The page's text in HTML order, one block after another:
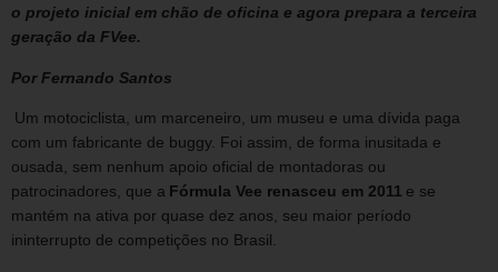
o projeto inicial em chão de oficina e agora prepara a terceira
geração da FVee.
Por Fernando Santos
Um motociclista, um marceneiro, um museu e uma dívida paga
com um fabricante de buggy. Foi assim, de forma inusitada e
ousada, sem nenhum apoio oficial de montadoras ou
patrocinadores, que a Fórmula Vee renasceu em 2011 e se
mantém na ativa por quase dez anos, seu maior período
ininterrupto de competições no Brasil.